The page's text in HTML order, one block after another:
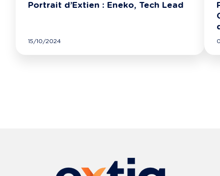
Portrait d’Extien : Eneko, Tech Lead
15/10/2024